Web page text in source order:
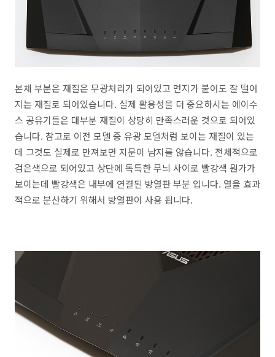
본체 부분은 재질은 무광처리가 되어있고 먼지가 붙어도 잘 떨어
지는 재질로 되어있습니다. 실제 활용성을 더 중요하시는 에이수
스 공유기들은 대부분 재질이 상당히 만족스러운 것으로 되어있
습니다. 참고로 이전 모델 중 유광 모델처럼 보이는 재질이 있는
데 그것도 실제로 만져보면 지문이 남지를 않습니다. 전체적으로
검은색으로 되어있고 상단에 독특한 무늬 사이로 빨강색 뭔가가
보이는데 빨강색은 내부에 연결된 방열판 부분 입니다. 열을 효과
적으로 분산하기 위해서 방열판이 사용 됩니다.